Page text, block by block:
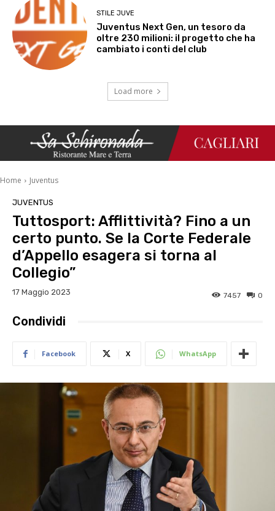
STILE JUVE
Juventus Next Gen, un tesoro da
oltre 230 milioni: il progetto che ha
cambiato i conti del club
Load more